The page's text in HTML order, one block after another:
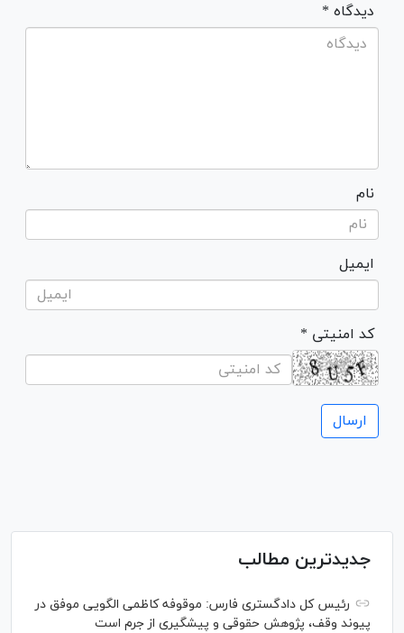
* دیدگاه
نام
ایمیل
* کد امنیتی
جدیدترین مطالب
رئیس کل دادگستری فارس: موقوفه کاظمی الگویی موفق در
پیوند وقف، پژوهش حقوقی و پیشگیری از جرم است